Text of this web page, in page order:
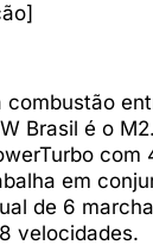
combustão
Brasil é o
com
em
de 6
velocidades.